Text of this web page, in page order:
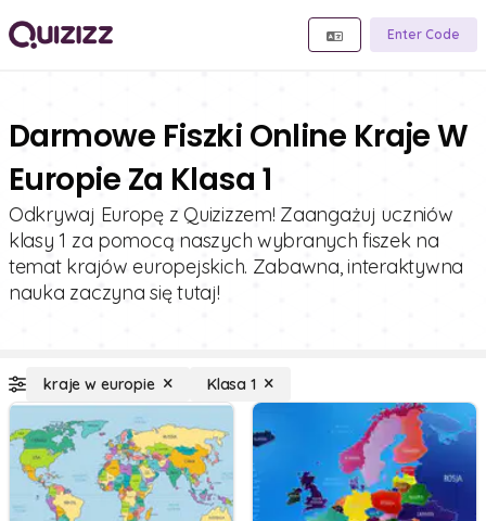
Enter Code
Darmowe Fiszki Online Kraje W
Europie Za Klasa 1
Odkrywaj Europę z Quizizzem! Zaangażuj uczniów
klasy 1 za pomocą naszych wybranych fiszek na
temat krajów europejskich. Zabawna, interaktywna
nauka zaczyna się tutaj!
kraje w europie Klasa 1